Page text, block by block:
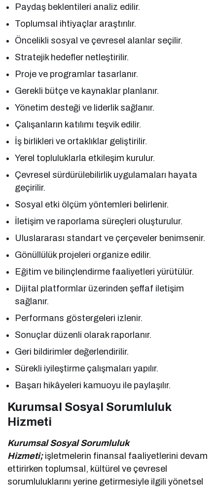
Paydaş beklentileri analiz edilir.
Toplumsal ihtiyaçlar araştırılır.
Öncelikli sosyal ve çevresel alanlar seçilir.
Stratejik hedefler netleştirilir.
Proje ve programlar tasarlanır.
Gerekli bütçe ve kaynaklar planlanır.
Yönetim desteği ve liderlik sağlanır.
Çalışanların katılımı teşvik edilir.
İş birlikleri ve ortaklıklar geliştirilir.
Yerel topluluklarla etkileşim kurulur.
Çevresel sürdürülebilirlik uygulamaları hayata
geçirilir.
Sosyal etki ölçüm yöntemleri belirlenir.
İletişim ve raporlama süreçleri oluşturulur.
Uluslararası standart ve çerçeveler benimsenir.
Gönüllülük projeleri organize edilir.
Eğitim ve bilinçlendirme faaliyetleri yürütülür.
Dijital platformlar üzerinden şeffaf iletişim
sağlanır.
Performans göstergeleri izlenir.
Sonuçlar düzenli olarak raporlanır.
Geri bildirimler değerlendirilir.
Sürekli iyileştirme çalışmaları yapılır.
Başarı hikâyeleri kamuoyu ile paylaşılır.
Kurumsal Sosyal Sorumluluk
Hizmeti
Kurumsal Sosyal Sorumluluk
Hizmeti;işletmelerin finansal faaliyetlerini devam
ettirirken toplumsal, kültürel ve çevresel
sorumluluklarını yerine getirmesiyle ilgili yönetsel